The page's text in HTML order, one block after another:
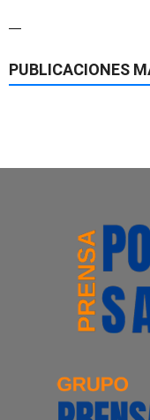
—
PUBLICACIONES